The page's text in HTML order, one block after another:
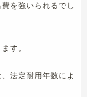
を強いられるでし
す。
法定耐用年数によ